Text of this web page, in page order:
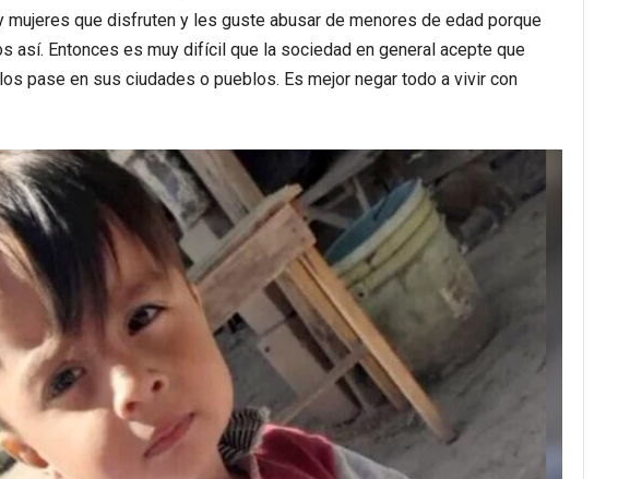
mujeres que disfruten y les guste abusar de menores de edad porque
así. Entonces es muy difícil que la sociedad en general acepte que
pase en sus ciudades o pueblos. Es mejor negar todo a vivir con